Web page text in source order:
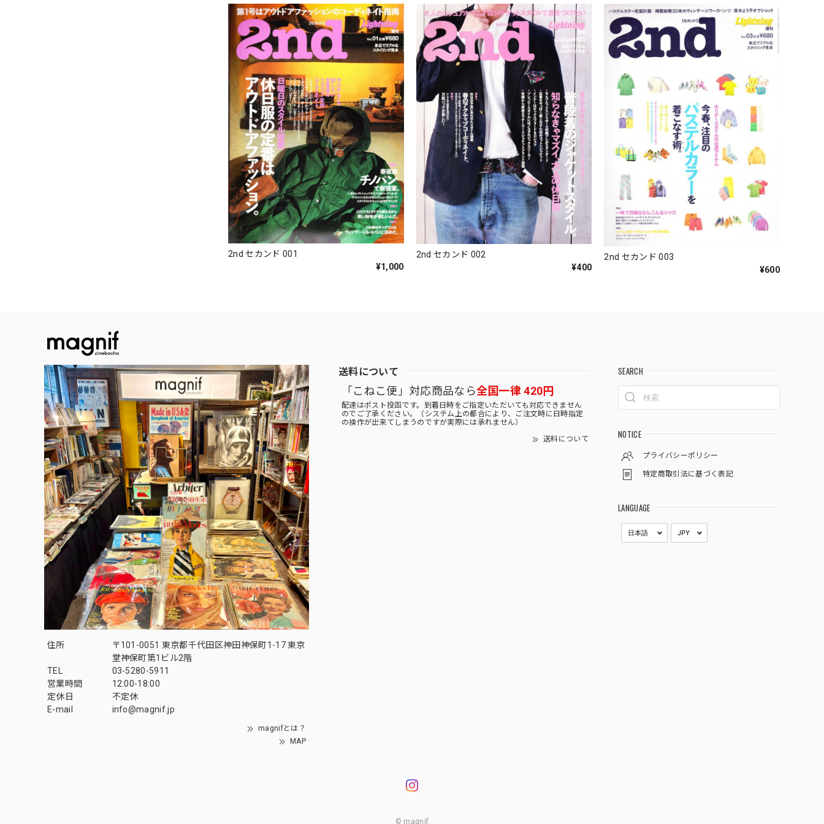
2nd セカンド 001
¥1,000
2nd セカンド 002
¥400
2nd セカンド 003
¥600
住所
〒101-0051 東京都千代田区神田神保町1-17 東京
堂神保町第1ビル2階
TEL
03-5280-5911
営業時間
12:00-18:00
定休日
不定休
E-mail
info@magnif.jp
magnifとは？
MAP
送料について
「こねこ便」対応商品なら全国一律 420円
配達はポスト投函です。到着日時をご指定いただいても対応できません
のでご了承ください。（システム上の都合により、ご注文時に日時指定
の操作が出来てしまうのですが実際には承れません）
送料について
SEARCH
NOTICE
プライバシーポリシー
特定商取引法に基づく表記
LANGUAGE
© magnif